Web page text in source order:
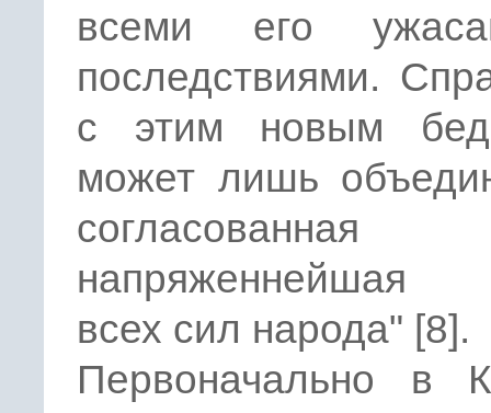
всеми его
последствиями.
с этим новым
может лишь
напряженнейшая
всех сил народа" [8].
Первоначально в